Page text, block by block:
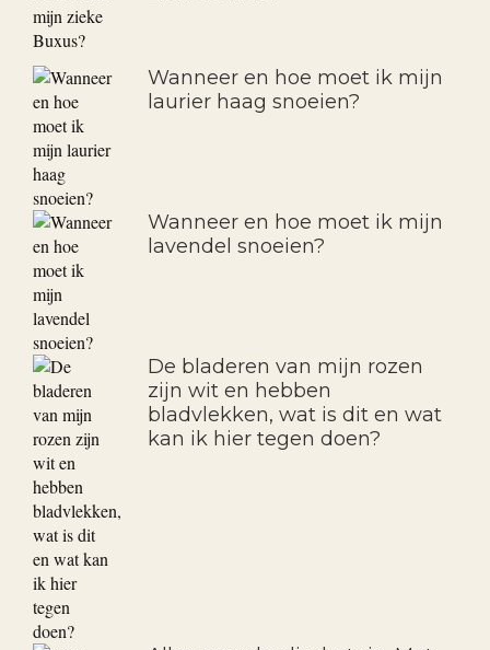
Wanneer en hoe moet ik mijn
lavendel snoeien?